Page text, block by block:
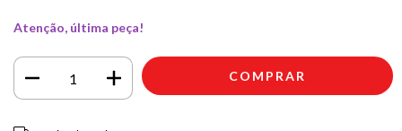
Atenção, última peça!